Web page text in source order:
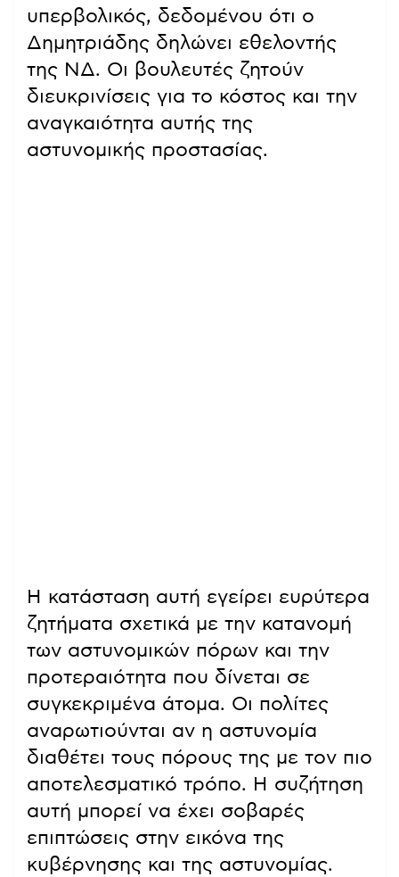
υπερβολικός, δεδομένου ότι ο
Δημητριάδης δηλώνει εθελοντής
της ΝΔ. Οι βουλευτές ζητούν
διευκρινίσεις για το κόστος και την
αναγκαιότητα αυτής της
αστυνομικής προστασίας.
Η κατάσταση αυτή εγείρει ευρύτερα
ζητήματα σχετικά με την κατανομή
των αστυνομικών πόρων και την
προτεραιότητα που δίνεται σε
συγκεκριμένα άτομα. Οι πολίτες
αναρωτιούνται αν η αστυνομία
διαθέτει τους πόρους της με τον πιο
αποτελεσματικό τρόπο. Η συζήτηση
αυτή μπορεί να έχει σοβαρές
επιπτώσεις στην εικόνα της
κυβέρνησης και της αστυνομίας.